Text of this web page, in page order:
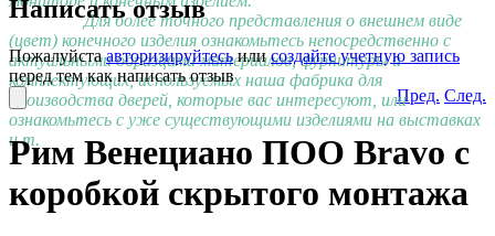
Для более точного представления о внешнем виде
(цвет) конечного изделия ознакомьтесь непосредственно с
актуальными образцами материалов, фурнитуры и
комплектующих, используемых наша фабрика для
производства дверей, которые вас интересуют, или
ознакомьтесь с уже существующими изделиями на выставках
и т.
Написать отзыв
Пожалуйстаавторизируйтесьилисоздайте учетную запись
перед тем как написать отзыв
Пред. След.
Рим Венециано ПОО Bravo с
коробкой скрытого монтажа